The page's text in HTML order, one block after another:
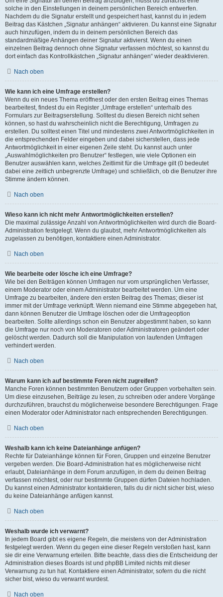
solche in den Einstellungen in deinem persönlichen Bereich entwerfen.
Nachdem du die Signatur erstellt und gespeichert hast, kannst du in jedem
Beitrag das Kästchen „Signatur anhängen“ aktivieren. Du kannst eine Signatur
auch hinzufügen, indem du in deinem persönlichen Bereich das
standardmäßige Anhängen deiner Signatur aktivierst. Wenn du einen
einzelnen Beitrag dennoch ohne Signatur verfassen möchtest, so kannst du
dort einfach das Kontrollkästchen „Signatur anhängen“ wieder deaktivieren.
Nach oben
Wie kann ich eine Umfrage erstellen?
Wenn du ein neues Thema eröffnest oder den ersten Beitrag eines Themas
bearbeitest, findest du ein Register „Umfrage erstellen“ unterhalb des
Formulars zur Beitragserstellung. Solltest du diesen Bereich nicht sehen
können, so hast du wahrscheinlich nicht die Berechtigung, Umfragen zu
erstellen. Du solltest einen Titel und mindestens zwei Antwortmöglichkeiten in
die entsprechenden Felder eingeben und dabei sicherstellen, dass jede
Antwortmöglichkeit in einer eigenen Zeile steht. Du kannst auch unter
„Auswahlmöglichkeiten pro Benutzer“ festlegen, wie viele Optionen ein
Benutzer auswählen kann, welches Zeitlimit für die Umfrage gilt (0 bedeutet
dabei eine zeitlich unbegrenzte Umfrage) und schließlich, ob die Benutzer ihre
Stimme ändern können.
Nach oben
Wieso kann ich nicht mehr Antwortmöglichkeiten erstellen?
Die maximal zulässige Anzahl von Antwortmöglichkeiten wird durch die Board-
Administration festgelegt. Wenn du glaubst, mehr Antwortmöglichkeiten als
zugelassen zu benötigen, kontaktiere einen Administrator.
Nach oben
Wie bearbeite oder lösche ich eine Umfrage?
Wie bei den Beiträgen können Umfragen nur vom ursprünglichen Verfasser,
einem Moderator oder einem Administrator bearbeitet werden. Um eine
Umfrage zu bearbeiten, ändere den ersten Beitrag des Themas; dieser ist
immer mit der Umfrage verknüpft. Wenn niemand eine Stimme abgegeben hat,
dann können Benutzer die Umfrage löschen oder die Umfrageoption
bearbeiten. Sollte allerdings schon ein Benutzer abgestimmt haben, so kann
die Umfrage nur noch von Moderatoren oder Administratoren geändert oder
gelöscht werden. Dadurch soll die Manipulation von laufenden Umfragen
verhindert werden.
Nach oben
Warum kann ich auf bestimmte Foren nicht zugreifen?
Manche Foren können bestimmten Benutzern oder Gruppen vorbehalten sein.
Um diese einzusehen, Beiträge zu lesen, zu schreiben oder andere Vorgänge
durchzuführen, brauchst du möglicherweise besondere Berechtigungen. Frage
einen Moderator oder Administrator nach entsprechenden Berechtigungen.
Nach oben
Weshalb kann ich keine Dateianhänge anfügen?
Rechte für Dateianhänge können für Foren, Gruppen und einzelne Benutzer
vergeben werden. Die Board-Administration hat es möglicherweise nicht
erlaubt, Dateianhänge in dem Forum anzufügen, in dem du deinen Beitrag
verfassen möchtest, oder nur bestimmte Gruppen dürfen Dateien hochladen.
Du kannst einen Administrator kontaktieren, falls du dir nicht sicher bist, wieso
du keine Dateianhänge anfügen kannst.
Nach oben
Weshalb wurde ich verwarnt?
In jedem Board gibt es eigene Regeln, die meistens von der Administration
festgelegt werden. Wenn du gegen eine dieser Regeln verstoßen hast, kann
sie dir eine Verwarnung erteilen. Bitte beachte, dass dies die Entscheidung der
Administration dieses Boards ist und phpBB Limited nichts mit dieser
Verwarnung zu tun hat. Kontaktiere einen Administrator, sofern du die nicht
sicher bist, wieso du verwarnt wurdest.
Nach oben